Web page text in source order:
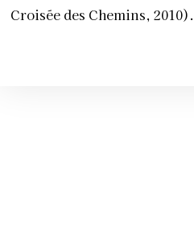
Croisée des Chemins, 2010).